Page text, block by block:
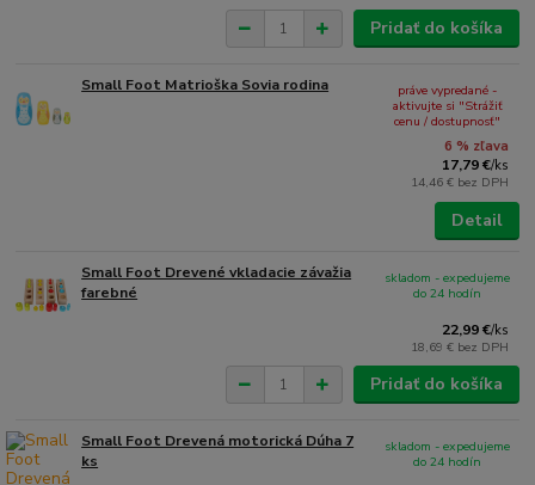
Pridať do košíka
Small Foot Matrioška Sovia rodina
6 % zľava
17,79 €/ks
14,46 € bez DPH
práve vypredané -
aktivujte si "Strážiť
cenu / dostupnosť"
Detail
Small Foot Drevené vkladacie závažia
farebné
22,99 €/ks
18,69 € bez DPH
skladom - expedujeme
do 24 hodín
Pridať do košíka
Small Foot Drevená motorická Dúha 7
ks
skladom - expedujeme
do 24 hodín